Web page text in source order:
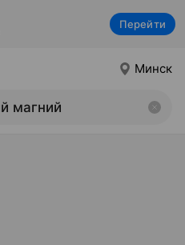
Перейти
Минск